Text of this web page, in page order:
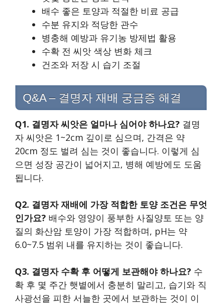
배수 좋은 토양과 적절한 비료 공급
수분 유지와 적당한 관수
병충해 예방과 유기농 방제법 활용
수확 전 씨앗 색상 변화 체크
건조와 저장 시 습기 조절
Q&A – 결명자 재배 궁금증 해결
Q1. 결명자 씨앗은 얼마나 심어야 하나요? 결명
자 씨앗은 1~2cm 깊이로 심으며, 간격은 약
20cm 정도 벌려 심는 것이 좋습니다. 이렇게 심
으면 성장 공간이 넓어지고, 병해 예방에도 도움
됩니다.
Q2. 결명자 재배에 가장 적합한 토양 조건은 무엇
인가요? 배수와 영양이 풍부한 사질양토 또는 양
질의 화산암 토양이 가장 적합하며, pH는 약
6.0~7.5 범위 내를 유지하는 것이 좋습니다.
Q3. 결명자 수확 후 어떻게 보관해야 하나요? 수
확 후 몇 주간 햇볕에서 충분히 말리고, 습기와 직
사광선을 피한 서늘한 곳에서 보관하는 것이 이